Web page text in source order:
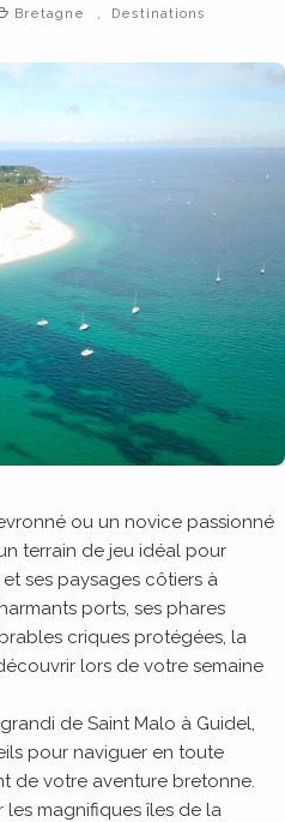
Bretagne Destinations
ou un novice passionné
terrain de jeu idéal pour
ses paysages côtiers à
ports, ses phares
criques protégées, la
lors de votre semaine
de Saint Malo à Guidel,
pour naviguer en toute
de votre aventure bretonne.
magnifiques îles de la